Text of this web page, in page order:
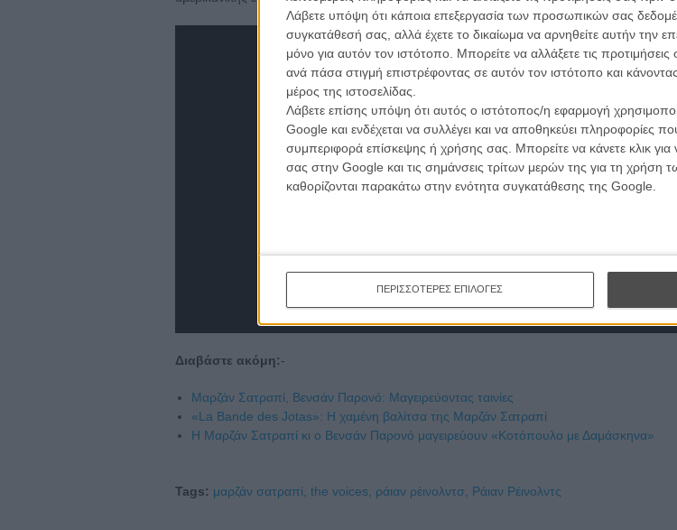
Λάβετε υπόψη ότι κάποια επεξεργασία των προσωπικών σας
συγκατάθεσή σας, αλλά έχετε το δικαίωμα να αρνηθείτε αυτήν την
μόνο για αυτόν τον ιστότοπο. Μπορείτε να αλλάξετε τις
ανά πάσα στιγμή επιστρέφοντας σε αυτόν τον ιστότοπο και
μέρος της ιστοσελίδας.
Λάβετε επίσης υπόψη ότι αυτός ο ιστότοπος/η εφαρμογή
Google και ενδέχεται να συλλέγει και να αποθηκεύει πληροφορίες
συμπεριφορά επίσκεψης ή χρήσης σας. Μπορείτε να κάνετε κλικ
σας στην Google και τις σημάνσεις τρίτων μερών της για τη
καθορίζονται παρακάτω στην ενότητα συγκατάθεσης της Google.
ΠΕΡΙΣΣΟΤΕΡΕΣ ΕΠΙΛΟΓΕΣ
Διαβάστε ακόμη:-
Μαρζάν Σατραπί, Βενσάν Παρονό: Μαγειρεύοντας ταινίες
«La Bande des Jotas»: Η χαμένη βαλίτσα της Μαρζάν Σατραπί
Η Μαρζάν Σατραπί κι ο Βενσάν Παρονό μαγειρεύουν «Κοτόπουλο με Δαμάσκηνα»
Tags: μαρζάν σατραπί, the voices, ράιαν ρέινολντσ, Ράιαν Ρέινολντς